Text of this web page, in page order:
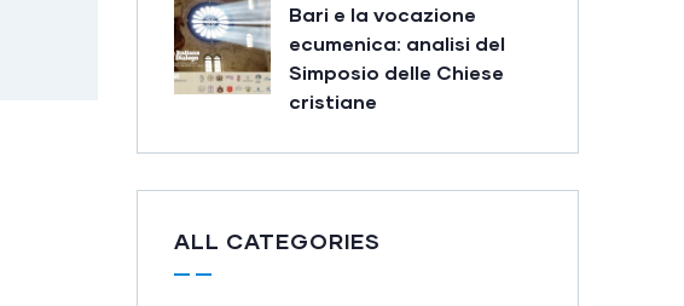
Bari e la vocazione
ecumenica: analisi del
Simposio delle Chiese
cristiane
ALL CATEGORIES